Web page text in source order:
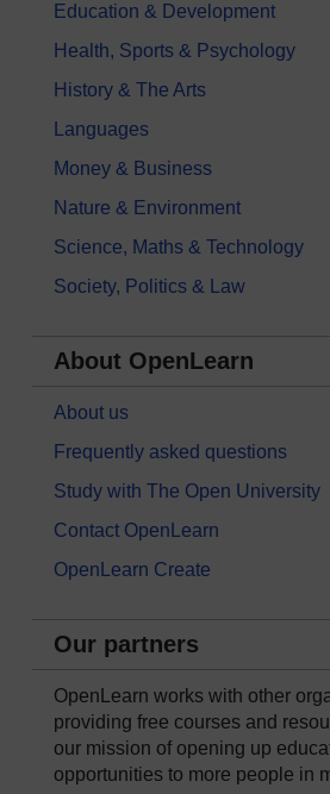
Education & Development
Health, Sports & Psychology
History & The Arts
Languages
Money & Business
Nature & Environment
Science, Maths & Technology
Society, Politics & Law
About OpenLearn
About us
Frequently asked questions
Study with The Open University
Contact OpenLearn
OpenLearn Create
Our partners
OpenLearn works with other
providing free courses and
our mission of opening up
opportunities to more people in